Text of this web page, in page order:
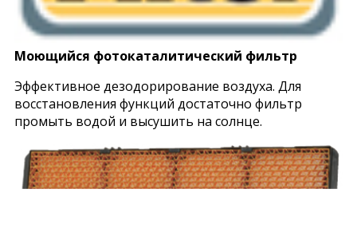
Моющийся фотокаталитический фильтр
Эффективное дезодорирование воздуха. Для
восстановления функций достаточно фильтр
промыть водой и высушить на солнце.